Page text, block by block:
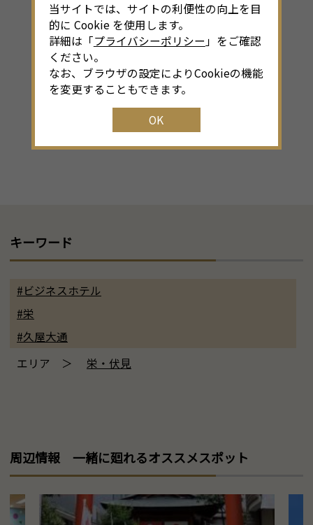
キーワード
#ビジネスホテル
#栄
#久屋大通
エリア ＞ 栄・伏見
周辺情報 一緒に廻れるオススメスポット
当サイトでは、サイトの利便性の向上を目
的に Cookie を使用します。
詳細は「プライバシーポリシー 」をご確認
ください。
なお、ブラウザの設定によりCookieの機能
を変更することもできます。
OK